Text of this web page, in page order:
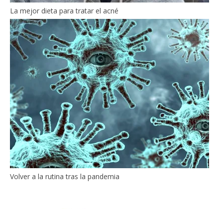
La mejor dieta para tratar el acné
Volver a la rutina tras la pandemia